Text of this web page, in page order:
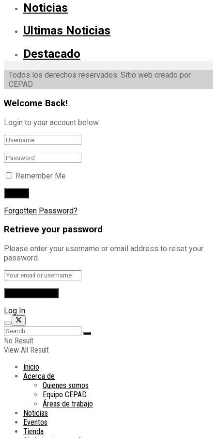
Noticias
Ultimas Noticias
Destacado
Todos los derechos reservados. Sitio web creado por
CEPAD
Welcome Back!
Login to your account below
Remember Me
Forgotten Password?
Retrieve your password
Please enter your username or email address to reset your
password.
Log In
No Result
View All Result
Inicio
Acerca de
Quienes somos
Equipo CEPAD
Áreas de trabajo
Noticias
Eventos
Tienda